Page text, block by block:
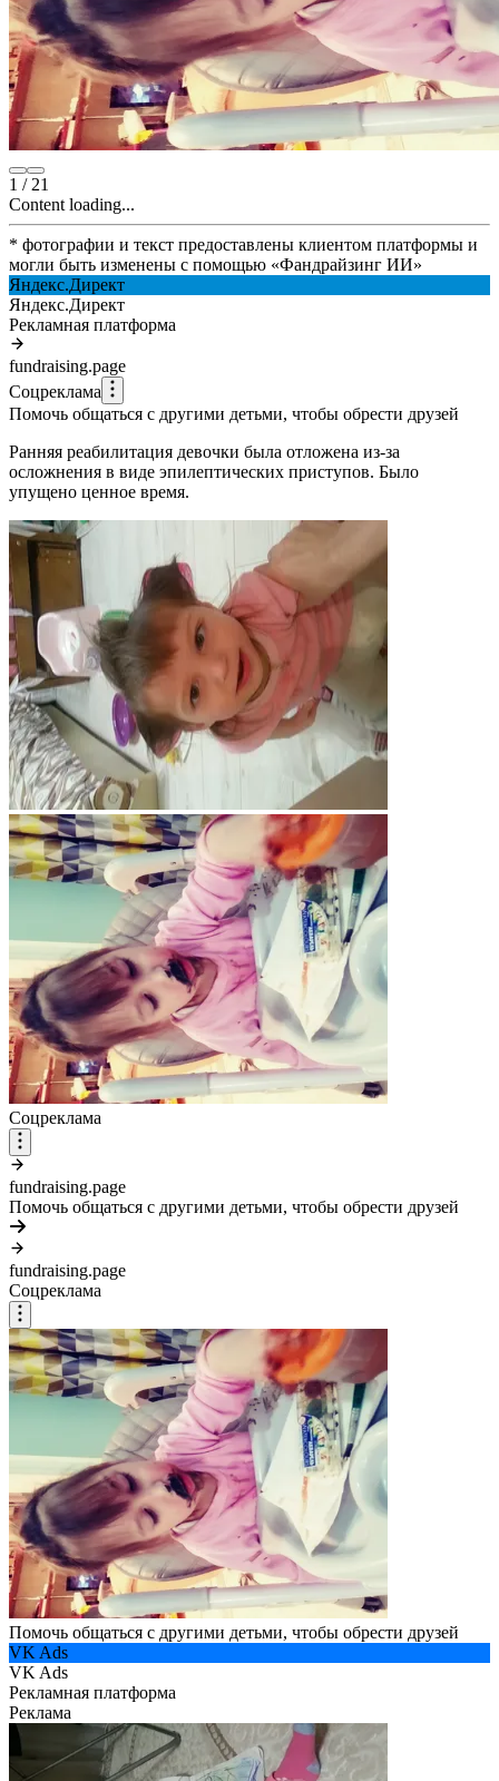
1 / 21
Content loading...
* фотографии и текст предоставлены клиентом платформы и
могли быть изменены с помощью «Фандрайзинг ИИ»
Яндекс.Директ
Яндекс.Директ
Рекламная платформа
fundraising.page
Соцреклама
Помочь общаться с другими детьми, чтобы обрести друзей
Ранняя реабилитация девочки была отложена из-за
осложнения в виде эпилептических приступов. Было
упущено ценное время.
Соцреклама
fundraising.page
Помочь общаться с другими детьми, чтобы обрести друзей
fundraising.page
Соцреклама
Помочь общаться с другими детьми, чтобы обрести друзей
VK Ads
VK Ads
Рекламная платформа
Реклама